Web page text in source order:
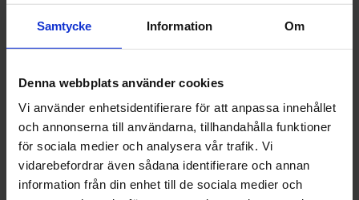
Samtycke Information Om
Denna webbplats använder cookies
Vi använder enhetsidentifierare för att anpassa innehållet
och annonserna till användarna, tillhandahålla funktioner
för sociala medier och analysera vår trafik. Vi
vidarebefordrar även sådana identifierare och annan
information från din enhet till de sociala medier och
längst ner)
Dessutom valdes två nya
Teknologrådet, som valdes för 2023–2025 och
Tara Kadir, Högskolan i Halmstad, ordförande
för Teknologrådet, som valdes för 2023–2024.